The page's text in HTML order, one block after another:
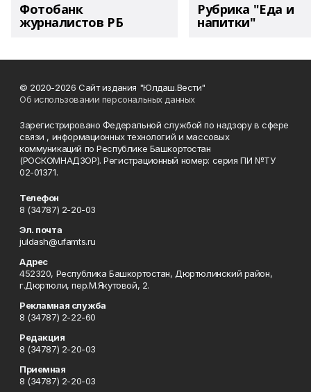
Фотобанк
журналистов РБ
Рубрика "Еда и
напитки"
© 2020-2026 Сайт издания "Юлдаш.Вести"
Об использовании персональных данных
Зарегистрировано Федеральной службой по надзору в сфере
связи , информационных технологий и массовых
коммуникаций по Республике Башкортостан
(РОСКОМНАДЗОР). Регистрационный номер: серия ПИ №ТУ
02-01371.
Телефон
8 (34787) 2-20-03
Эл. почта
juldash@ufamts.ru
Адрес
452320, Республика Башкортостан, Дюртюлинский район,
г.Дюртюли, пер.М.Якутовой, 2.
Рекламная служба
8 (34787) 2-22-60
Редакция
8 (34787) 2-20-03
Приемная
8 (34787) 2-20-03